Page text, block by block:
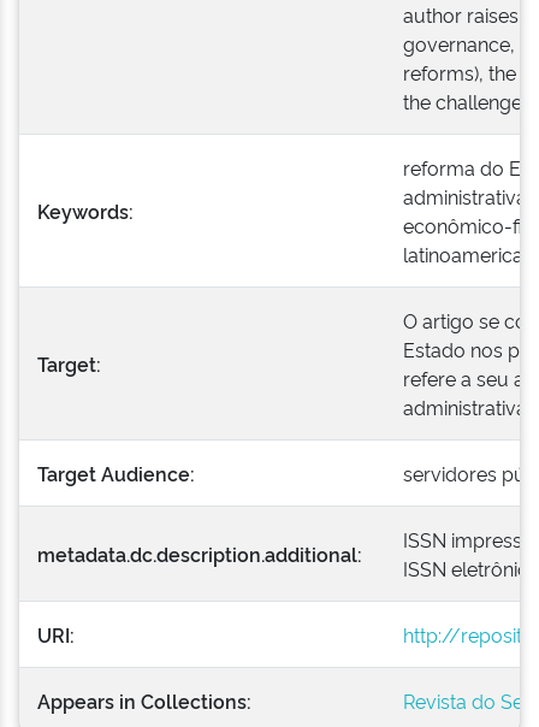
author raises
governance,
reforms), the
the challenges
Keywords:
reforma do
econômico-
Target:
O artigo se
Estado nos
refere a seu
administrativa"
Target Audience: servidores
metadata.dc.description.additional:
ISSN
ISSN
URI: http://
Appears in Collections: Revista do